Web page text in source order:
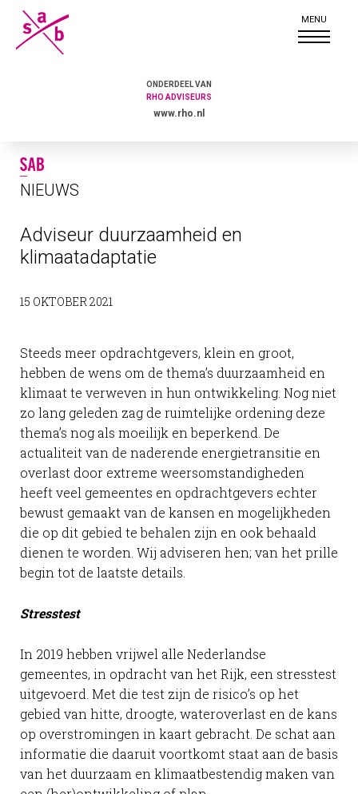
ONDERDEEL VAN
RHO ADVISEURS
www.rho.nl
NIEUWS
Adviseur duurzaamheid en
klimaatadaptatie
15 OKTOBER 2021
Steeds meer opdrachtgevers, klein en groot,
hebben de wens om de thema’s duurzaamheid en
klimaat te verweven in hun ontwikkeling. Nog niet
zo lang geleden zag de ruimtelijke ordening deze
thema’s nog als moeilijk en beperkend. De
actualiteit van de naderende energietransitie en
overlast door extreme weersomstandigheden
heeft veel gemeentes en opdrachtgevers echter
bewust gemaakt van de kansen en mogelijkheden
die op dit gebied te behalen zijn en ook behaald
dienen te worden. Wij adviseren hen; van het prille
begin tot de laatste details.
Stresstest
In 2019 hebben vrijwel alle Nederlandse
gemeentes, in opdracht van het Rijk, een stresstest
uitgevoerd. Met die test zijn de risico’s op het
gebied van hitte, droogte, wateroverlast en de kans
op overstromingen in kaart gebracht. De schat aan
informatie die daaruit voortkomt staat aan de basis
van het duurzaam en klimaatbestendig maken van